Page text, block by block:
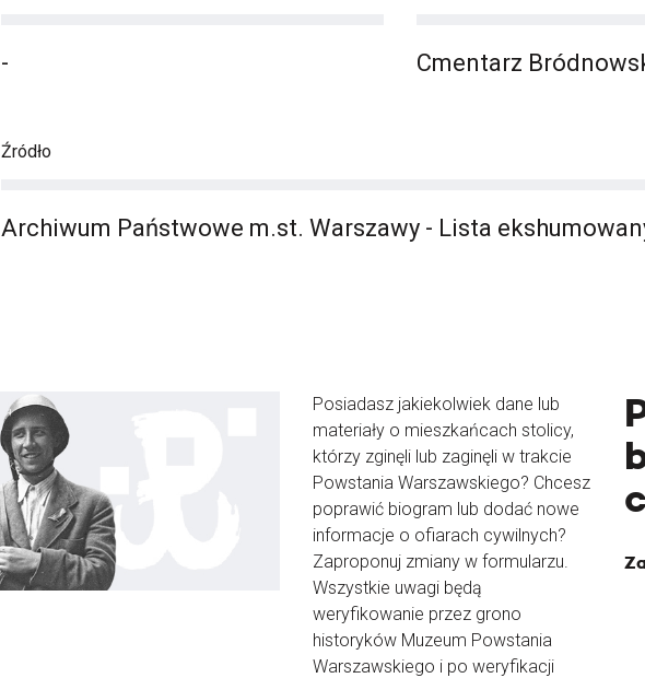
- Cmentarz
Źródło
Archiwum Państwowe m.st. Warszawy - Lista
Posiadasz jakiekolwiek dane lub
materiały o mieszkańcach stolicy,
którzy zginęli lub zaginęli w trakcie
Powstania Warszawskiego? Chcesz
poprawić biogram lub dodać nowe
informacje o ofiarach cywilnych?
Zaproponuj zmiany w formularzu.
Wszystkie uwagi będą
weryfikowanie przez grono
historyków Muzeum Powstania
Warszawskiego i po weryfikacji